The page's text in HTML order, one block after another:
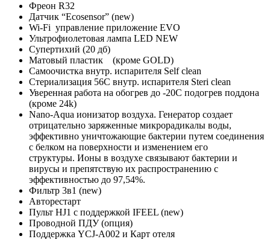
Фреон R32
Датчик “Ecosensor” (new)
Wi-Fi управление приложение EVO
Ультрофиолетовая лампа LED NEW
Супертихий (20 дб)
Матовый пластик (кроме GOLD)
Самоочистка внутр. испарителя Self clean
Стериализация 56С внутр. испарителя Steri clean
Уверенная работа на обогрев до -20С подогрев поддона
(кроме 24k)
Nano-Aqua ионизатор воздуха. Генератор создает
отрицательно заряженные микрорадикалы воды,
эффективно уничтожающие бактерии путем соединения
с белком на поверхности и изменением его
структуры. Ионы в воздухе связывают бактерии и
вирусы и препятствую их распространению с
эффективностью до 97,54%.
Фильтр 3в1 (new)
Авторестарт
Пульт HJ1 с поддержкой IFEEL (new)
Проводной ПДУ (опция)
Поддержка YCJ-A002 и Карт отеля